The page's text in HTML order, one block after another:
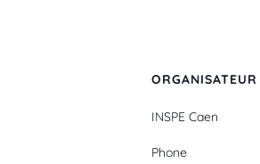
ORGANISATEUR
INSPE Caen
Phone